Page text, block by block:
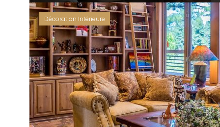
Décoration Intérieure